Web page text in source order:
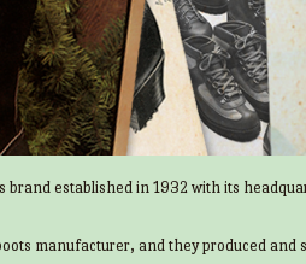
brand established in 1932 with its
manufacturer, and they produced and